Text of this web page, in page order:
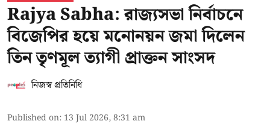
Rajya Sabha: রাজ্যসভা নির্বাচনে
বিজেপির হয়ে মনোনয়ন জমা দিলেন
তিন তৃণমূল ত্যাগী প্রাক্তন সাংসদ
নিজস্ব প্রতিনিধি
Published on: 13 Jul 2026, 8:31 am